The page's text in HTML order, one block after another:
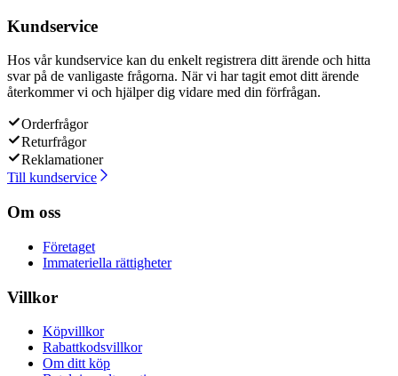
Kundservice
Hos vår kundservice kan du enkelt registrera ditt ärende och hitta
svar på de vanligaste frågorna. När vi har tagit emot ditt ärende
återkommer vi och hjälper dig vidare med din förfrågan.
Orderfrågor
Returfrågor
Reklamationer
Till kundservice
Om oss
Företaget
Immateriella rättigheter
Villkor
Köpvillkor
Rabattkodsvillkor
Om ditt köp